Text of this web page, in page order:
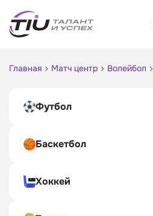
Главная Матч центр Волейбол
Футбол
Баскетбол
Хоккей